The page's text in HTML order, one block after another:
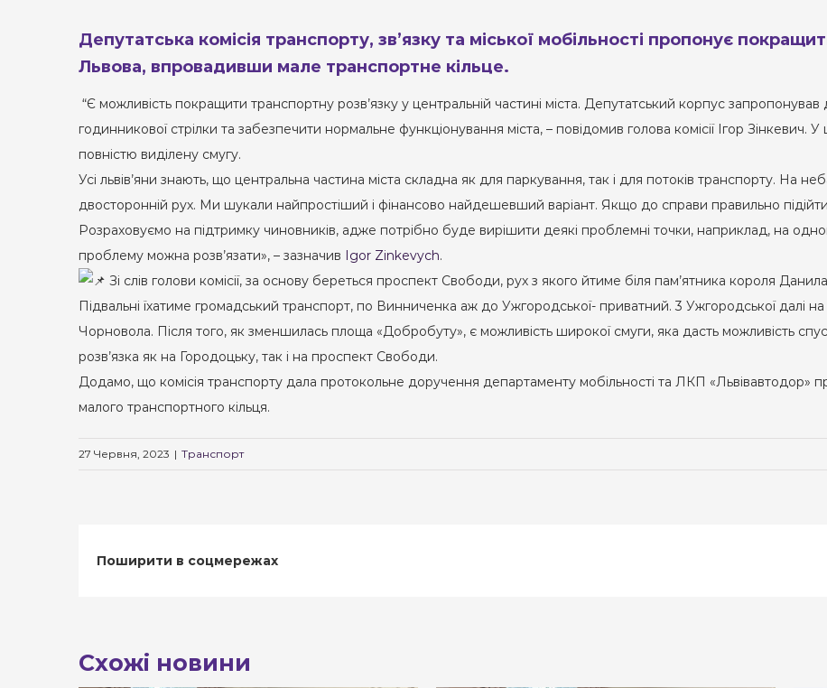
Депутатська комісія транспорту, зв’язку та міської мобільності пропонує
Львова, впровадивши мале транспортне кільце.
“Є можливість покращити транспортну розв’язку у центральній частині міста. Депутатський корпус
годинникової стрілки та забезпечити нормальне функціонування міста, – повідомив голова комісії Ігор
повністю виділену смугу.
Усі львів’яни знають, що центральна частина міста складна як для паркування, так і для потоків транспорту. На
двосторонній рух. Ми шукали найпростіший і фінансово найдешевший варіант. Якщо до справи правильно
Розраховуємо на підтримку чиновників, адже потрібно буде вирішити деякі проблемні точки, наприклад, на
проблему можна розв’язати», – зазначив Igor Zinkevych.
Зі слів голови комісії, за основу береться проспект Свободи, рух з якого йтиме біля пам’ятника короля
Підвальні їхатиме громадський транспорт, по Винниченка аж до Ужгородської- приватний. 3 Ужгородської далі
Чорновола. Після того, як зменшилась площа «Добробуту», є можливість широкої смуги, яка дасть можливість
розв’язка як на Городоцьку, так і на проспект Свободи.
Додамо, що комісія транспорту дала протокольне доручення департаменту мобільності та ЛКП «Львівавтодор»
малого транспортного кільця.
27 Червня, 2023 | Транспорт
Поширити в соцмережах
Схожі новини